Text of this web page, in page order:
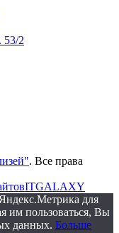
53/2
. Все права
ITGALAXY
для
им пользоваться, Вы
данных. Больше